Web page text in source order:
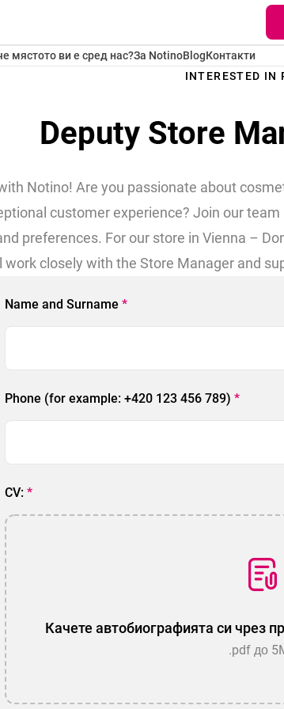
мястото ви е сред нас?За NotinoBlogКонтакти
INTERESTED IN
Deputy Store
Notino! Are you passionate about
customer experience? Join our
preferences. For our store in Vienna –
work closely with the Store Manager and
Name and Surname *
Phone (for example: +420 123 456 789) *
CV: *
Качете автобиографията си чрез
.pdf до